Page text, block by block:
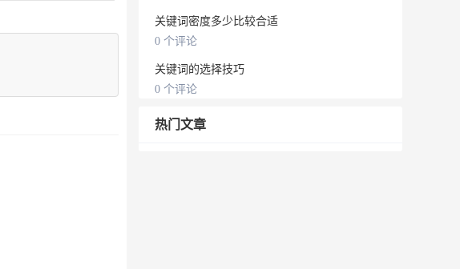
关键词密度多少比较合适
0 个评论
关键词的选择技巧
0 个评论
热门文章